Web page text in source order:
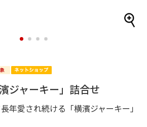
1 2 3 4
ジャーキー」詰合せ
年愛され続ける「横濱ジャーキー」